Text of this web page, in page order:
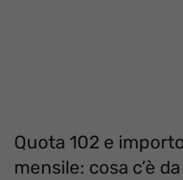
Quota 102 e
mensile: cosa c’è